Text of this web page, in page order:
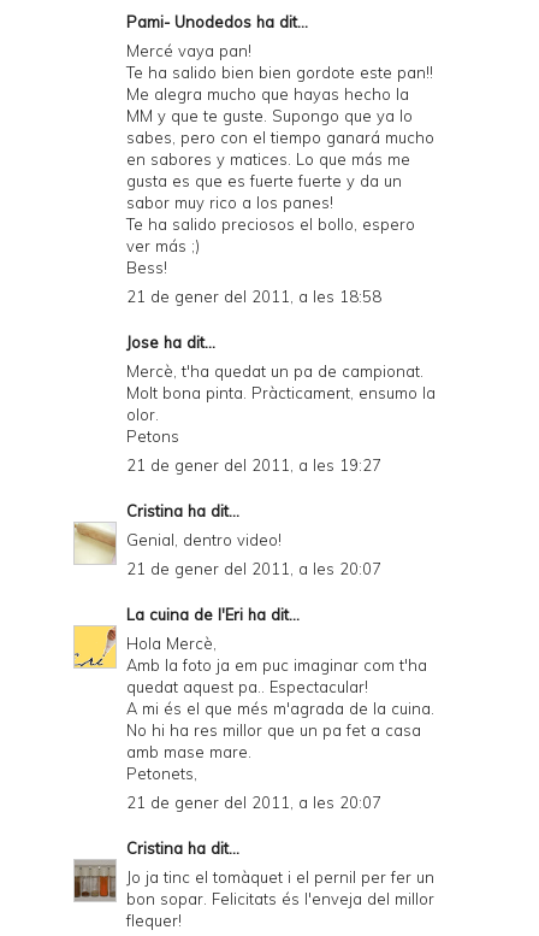
Pami- Unodedos ha dit...
Mercé vaya pan!
Te ha salido bien bien gordote este pan!!
Me alegra mucho que hayas hecho la
MM y que te guste. Supongo que ya lo
sabes, pero con el tiempo ganará mucho
en sabores y matices. Lo que más me
gusta es que es fuerte fuerte y da un
sabor muy rico a los panes!
Te ha salido preciosos el bollo, espero
ver más ;)
Bess!
21 de gener del 2011, a les 18:58
Jose ha dit...
Mercè, t'ha quedat un pa de campionat.
Molt bona pinta. Pràcticament, ensumo la
olor.
Petons
21 de gener del 2011, a les 19:27
Cristina ha dit...
Genial, dentro video!
21 de gener del 2011, a les 20:07
La cuina de l'Eri ha dit...
Hola Mercè,
Amb la foto ja em puc imaginar com t'ha
quedat aquest pa.. Espectacular!
A mi és el que més m'agrada de la cuina.
No hi ha res millor que un pa fet a casa
amb mase mare.
Petonets,
21 de gener del 2011, a les 20:07
Cristina ha dit...
Jo ja tinc el tomàquet i el pernil per fer un
bon sopar. Felicitats és l'enveja del millor
flequer!